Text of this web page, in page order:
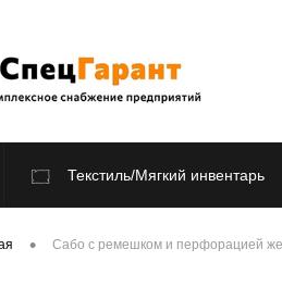
Текстиль/Мягкий инвентарь
Распродажа
• Сабо с ремешком и перфорацией